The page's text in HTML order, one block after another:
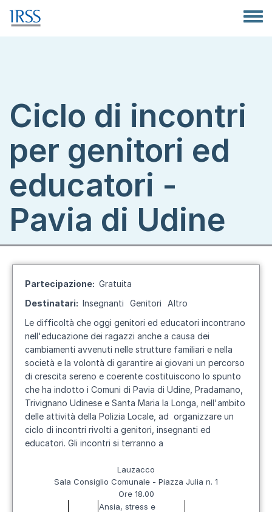
Ciclo di incontri
per genitori ed
educatori -
Pavia di Udine
Partecipazione
Gratuita
Destinatari
Insegnanti Genitori
Altro
Le difficoltà che oggi genitori ed educatori incontrano
nell'educazione dei ragazzi anche a causa dei
cambiamenti avvenuti nelle strutture familiari e nella
società e la volontà di garantire ai giovani un percorso
di crescita sereno e coerente costituiscono lo spunto
che ha indotto i Comuni di Pavia di Udine, Pradamano,
Trivignano Udinese e Santa Maria la Longa, nell'ambito
delle attività della Polizia Locale, ad organizzare un
ciclo di incontri rivolti a genitori, insegnanti ed
educatori. Gli incontri si terranno a
Lauzacco
Sala Consiglio Comunale - Piazza Julia n. 1
Ore 18.00
Ansia, stress e